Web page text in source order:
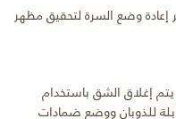
وضع السرة لتحقيق مظهر
يتم إغلاق الشق باستخدام
للذوبان ووضع ضمادات